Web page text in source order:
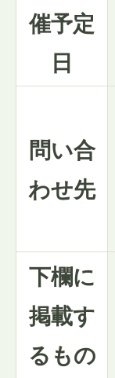
催予定
日
問い合
わせ先
下欄に
掲載す
るもの